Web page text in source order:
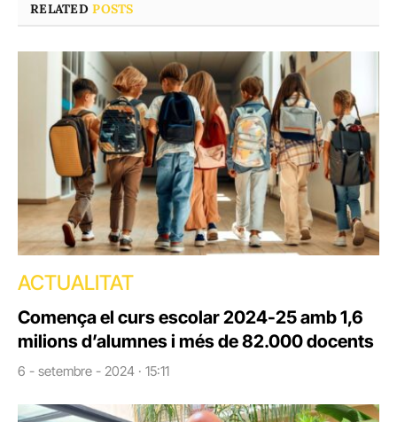
RELATEDPOSTS
ACTUALITAT
Comença el curs escolar 2024-25 amb 1,6
milions d’alumnes i més de 82.000 docents
6 - setembre - 2024 · 15:11